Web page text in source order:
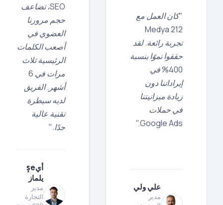
"كان العمل مع
212 Medya
تجربة رائعة. لقد
حققوا نموًا بنسبة
400% في
إيراداتنا دون
زيادة ميزانيتنا
في حملات
Google Ads."
علي ولي
مدير
SEO، تضاعف
حجم مرورنا
العضوي في
أصعب الكلمات
الرئيسية ثلاث
مرات في 6
أشهر. الفريق
لديه سيطرة
تقنية عالية
جدًا."
أيşe
يلماز
مدير
التجارة